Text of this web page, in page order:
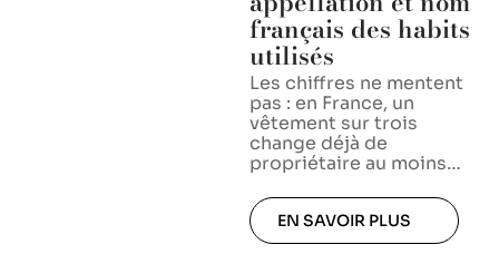
français des habits
utilisés
Les chiffres ne mentent
pas : en France, un
vêtement sur trois
change déjà de
propriétaire au moins…
EN SAVOIR PLUS